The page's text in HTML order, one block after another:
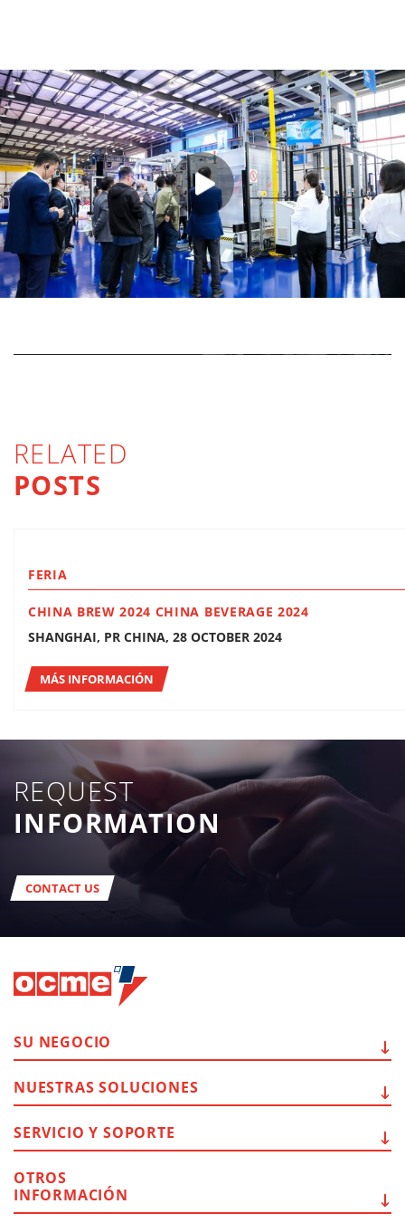
RELATED
POSTS
FERIA
CHINA BREW 2024 CHINA BEVERAGE 2024
SHANGHAI, PR CHINA, 28 OCTOBER 2024
MÁS INFORMACIÓN
REQUEST
INFORMATION
CONTACT US
SU NEGOCIO
NUESTRAS SOLUCIONES
SERVICIO Y SOPORTE
OTROS
INFORMACIÓN